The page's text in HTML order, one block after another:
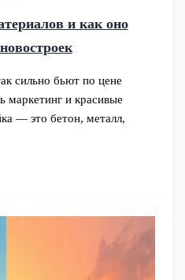
и как оно
сильно бьют по цене
маркетинг и красивые
— это бетон, металл,